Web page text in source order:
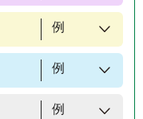
例
例
例